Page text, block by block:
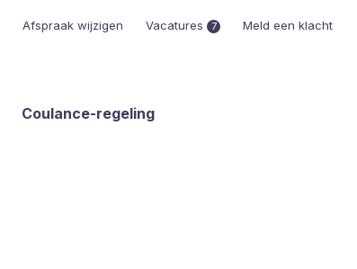
Afspraak wijzigen Vacatures 7 Meld een klacht
Coulance-regeling